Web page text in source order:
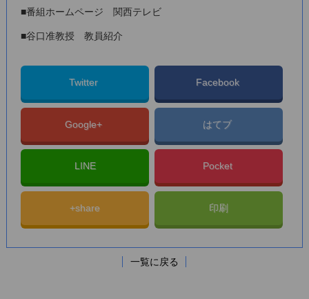
■番組ホームページ 関西テレビ
■谷口准教授 教員紹介
Twitter Facebook
Google+ はてブ
LINE Pocket
+share 印刷
一覧に戻る